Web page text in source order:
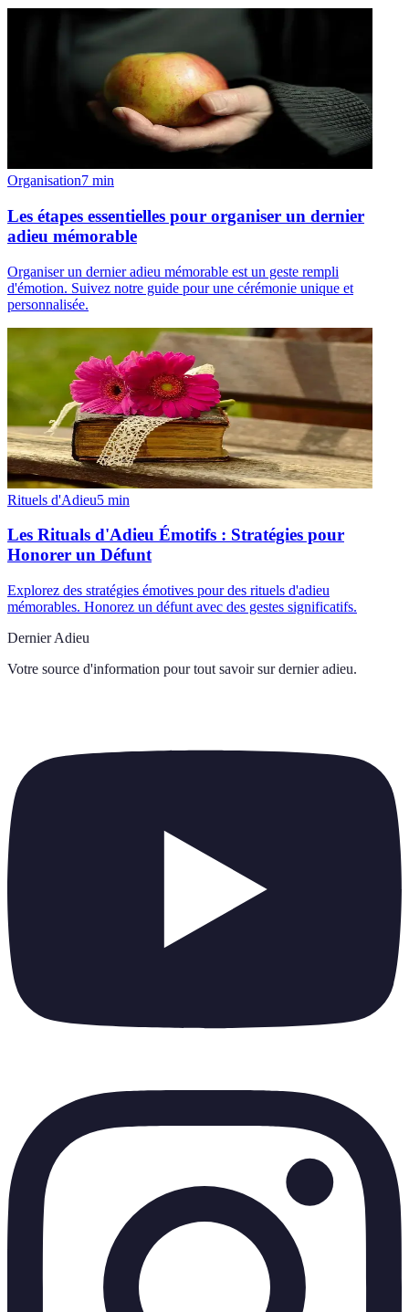
Organisation7 min
Les étapes essentielles pour organiser un dernier
adieu mémorable
Organiser un dernier adieu mémorable est un geste rempli
d'émotion. Suivez notre guide pour une cérémonie unique et
personnalisée.
Rituels d'Adieu5 min
Les Rituals d'Adieu Émotifs : Stratégies pour
Honorer un Défunt
Explorez des stratégies émotives pour des rituels d'adieu
mémorables. Honorez un défunt avec des gestes significatifs.
Dernier Adieu
Votre source d'information pour tout savoir sur dernier adieu.